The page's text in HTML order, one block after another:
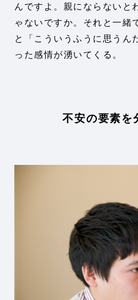
んですよ。親にならないと
ゃないですか。それと一緒
と「こういうふうに思うん
った感情が湧いてくる。
不安の要素を